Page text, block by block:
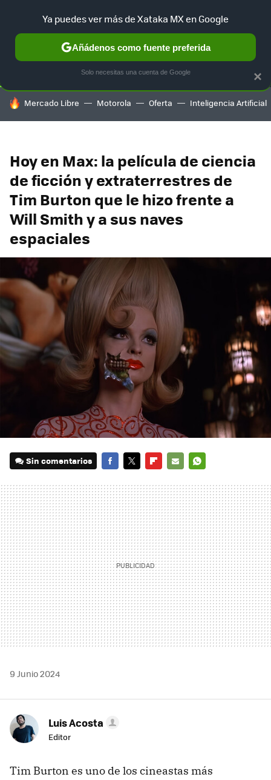
SELECCIÓN GAMING HOME AUTO TERRITORIO
HOY SE HABLA DE
Mercado Libre Motorola Oferta Inteligencia Artificial
Hoy en Max: la película de ciencia
de ficción y extraterrestres de
Tim Burton que le hizo frente a
Will Smith y a sus naves
espaciales
Sin comentarios
MAIL
9 Junio 2024
Luis Acosta
Editor
Tim Burton es uno de los cineastas más
×
Ya puedes ver más de Xataka MX en Google
Añádenos como fuente preferida
Solo necesitas una cuenta de Google